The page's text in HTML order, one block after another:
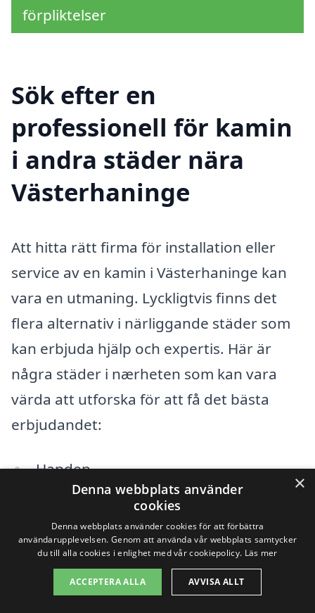
förpliktelser
Sök efter en
professionell för kamin
i andra städer nära
Västerhaninge
Att hitta rätt firma för installation eller
service av en kamin i Västerhaninge kan
vara en utmaning. Lyckligtvis finns det
flera alternativ i närliggande städer som
kan erbjuda hjälp och expertis. Här är
några städer i nærheten som kan vara
värda att utforska för att få det bästa
erbjudandet:
Handen
Nynäshamn
Sundbyberg
×
Denna webbplats använder
cookies
Denna webbplats använder cookies för att förbättra
användarupplevelsen. Genom att använda vår webbplats samtycker
du till alla cookies i enlighet med vår cookiepolicy. Läs mer
ACCEPTERA ALLA AVVISA ALLT